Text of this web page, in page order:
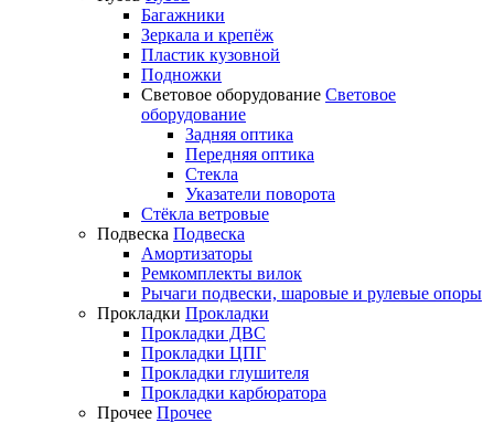
Багажники
Зеркала и крепёж
Пластик кузовной
Подножки
Световое оборудование Световое
оборудование
Задняя оптика
Передняя оптика
Стекла
Указатели поворота
Стёкла ветровые
Подвеска Подвеска
Амортизаторы
Ремкомплекты вилок
Рычаги подвески, шаровые и рулевые опоры
Прокладки Прокладки
Прокладки ДВС
Прокладки ЦПГ
Прокладки глушителя
Прокладки карбюратора
Прочее Прочее